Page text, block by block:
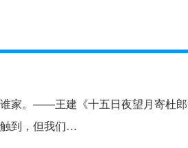
家。——王建《十五日夜望月寄杜郎
到，但我们…